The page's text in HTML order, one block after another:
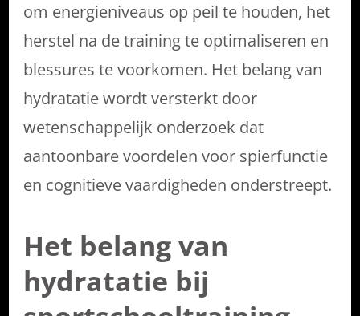
om energieniveaus op peil te houden, het
herstel na de training te optimaliseren en
blessures te voorkomen. Het belang van
hydratatie wordt versterkt door
wetenschappelijk onderzoek dat
aantoonbare voordelen voor spierfunctie
en cognitieve vaardigheden onderstreept.
Het belang van
hydratatie bij